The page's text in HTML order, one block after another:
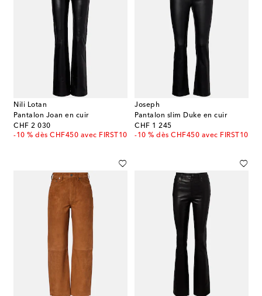
Nili Lotan
Pantalon Joan en cuir
CHF 2 030
original price
-10 % dès CHF450 avec FIRST10
Joseph
Pantalon slim Duke en cuir
CHF 1 245
original price
-10 % dès CHF450 avec FIRST10